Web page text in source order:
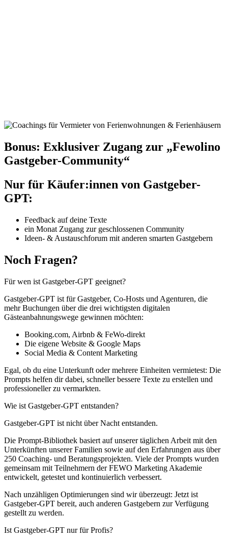
Bonus: Exklusiver Zugang zur „Fewolino
Gastgeber-Community“
Nur für Käufer:innen von Gastgeber-
GPT:
Feedback auf deine Texte
ein Monat Zugang zur geschlossenen Community
Ideen- & Austauschforum mit anderen smarten Gastgebern
Noch Fragen?
Für wen ist Gastgeber-GPT geeignet?
Gastgeber-GPT ist für Gastgeber, Co-Hosts und Agenturen, die
mehr Buchungen über die drei wichtigsten digitalen
Gästeanbahnungswege gewinnen möchten:
Booking.com, Airbnb & FeWo-direkt
Die eigene Website & Google Maps
Social Media & Content Marketing
Egal, ob du eine Unterkunft oder mehrere Einheiten vermietest: Die
Prompts helfen dir dabei, schneller bessere Texte zu erstellen und
professioneller zu vermarkten.
Wie ist Gastgeber-GPT entstanden?
Gastgeber-GPT ist nicht über Nacht entstanden.
Die Prompt-Bibliothek basiert auf unserer täglichen Arbeit mit den
Unterkünften unserer Familien sowie auf den Erfahrungen aus über
250 Coaching- und Beratungsprojekten. Viele der Prompts wurden
gemeinsam mit Teilnehmern der FEWO Marketing Akademie
entwickelt, getestet und kontinuierlich verbessert.
Nach unzähligen Optimierungen sind wir überzeugt: Jetzt ist
Gastgeber-GPT bereit, auch anderen Gastgebern zur Verfügung
gestellt zu werden.
Ist Gastgeber-GPT nur für Profis?